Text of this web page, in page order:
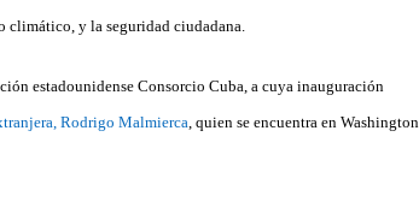
y la seguridad ciudadana.
estadounidense Consorcio Cuba, a cuya inauguración
Rodrigo Malmierca , quien se encuentra en Washington